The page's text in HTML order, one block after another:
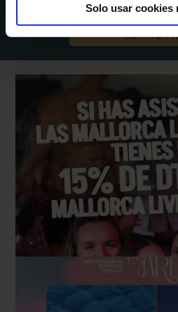
Solo usar cookies
VISITA LA